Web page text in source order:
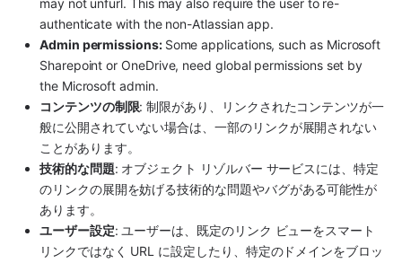
may not unfurl. This may also require the user to re-
authenticate with the non-Atlassian app.
Admin permissions: Some applications, such as Microsoft
Sharepoint or OneDrive, need global permissions set by
the Microsoft admin.
コンテンツの制限: 制限があり、リンクされたコンテンツが一
般に公開されていない場合は、一部のリンクが展開されない
ことがあります。
技術的な問題: オブジェクト リゾルバー サービスには、特定
のリンクの展開を妨げる技術的な問題やバグがある可能性が
あります。
ユーザー設定: ユーザーは、既定のリンク ビューをスマート
リンクではなく URL に設定したり、特定のドメインをブロッ